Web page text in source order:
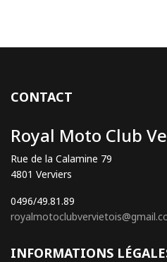
CONTACT
Royal Moto Club
Rue de la Calamine 79
4801 Verviers
0496/49.81.89
INFORMATIONS